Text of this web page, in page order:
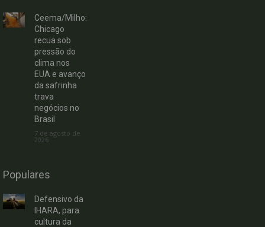
Ceema/Milho:
Chicago
recua sob
pressão do
clima nos
EUA e avanço
da safrinha
trava
negócios no
Brasil
7 de agosto de
2026
Populares
Defensivo da
IHARA, para
cultura da